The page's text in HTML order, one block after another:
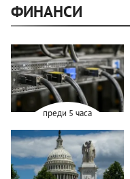
ФИНАНСИ
преди 5 часа